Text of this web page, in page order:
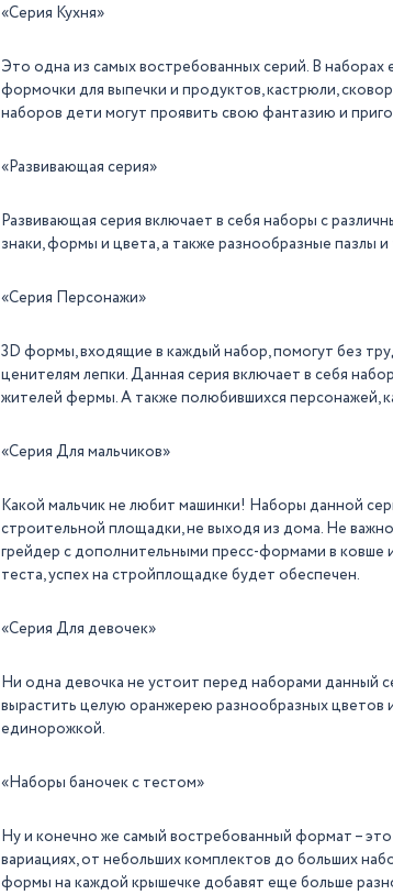
«Серия Кухня»
Это одна из самых востребованных серий. В
формочки для выпечки и продуктов, кастрюли,
наборов дети могут проявить свою фантазию и
«Развивающая серия»
Развивающая серия включает в себя наборы с
знаки, формы и цвета, а также разнообразные пазлы
«Серия Персонажи»
3D формы, входящие в каждый набор, помогут без
ценителям лепки. Данная серия включает в себя
жителей фермы. А также полюбившихся персонажей,
«Серия Для мальчиков»
Какой мальчик не любит машинки! Наборы данной
строительной площадки, не выходя из дома. Не
грейдер с дополнительными пресс-формами в
теста, успех на стройплощадке будет обеспечен.
«Серия Для девочек»
Ни одна девочка не устоит перед наборами данный
вырастить целую оранжерею разнообразных цветов
единорожкой.
«Наборы баночек с тестом»
Ну и конечно же самый востребованный формат –
вариациях, от небольших комплектов до больших
формы на каждой крышечке добавят еще больше